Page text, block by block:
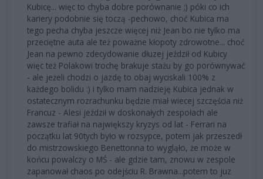
Kubicę... więc to chyba dobre porównanie ;) póki co ich
kariery podobnie się toczą -pechowo, choć Kubica ma
tego pecha chyba jeszcze więcej niż Jean bo nie tylko ma
przeciętne auta ale też poważne kłopoty zdrowotne... choć
Jean na pewno zdecydowanie dłuzej jeździł od Kubicy
więc też Polakowi trochę brakuje stażu by go porównywać
- ale jeżeli chodzi o jazdę to obaj wyciskali 100% z
każdego bolidu :) i tylko mam nadzieję Kubica jednak w
ostatecznym rozrachunku będzie miał wiecej szczęścia niż
Francuz - Alesi jeździł w doskonałych zespołach ale
zawsze trafiał na największy kryzys od lat - Ferrari na
początku lat 90tych było w rozsypce, potem jak przeszedł
do mistrzowskiego Benettonna to wygląło, że może w
końcu powalczy o MŚ - ale gdzie tam, znowu w zespole
zapanował chaos po odejściu R. Brawna...potem to juz